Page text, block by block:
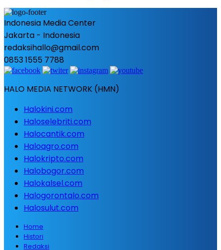
Indonesia Media Center
Jakarta - Indonesia
redaksihallo@gmail.com
0853 1555 7788
HALO MEDIA NETWORK (HMN)
Halokini.com
Haloselebriti.com
Halocantik.com
Haloagro.com
Halokripto.com
Halobogor.com
Halokalsel.com
Halogorontalo.com
Halosulut.com
Home
Histori
Redaksi